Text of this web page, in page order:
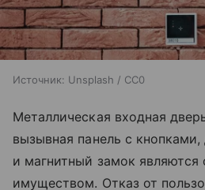
Источник: Unsplash / CC0
Металлическая входная
вызывная панель с
и магнитный замок
имуществом. Отказ от